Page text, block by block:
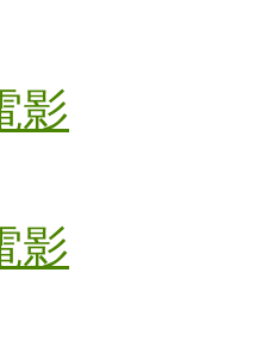
影
影